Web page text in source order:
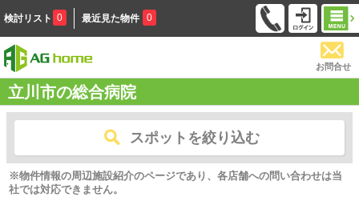
検討リスト 0 最近見た物件 0
お問合せ
立川市の総合病院
スポットを絞り込む
※物件情報の周辺施設紹介のページであり、各店舗への問い合わせは当
社では対応できません。